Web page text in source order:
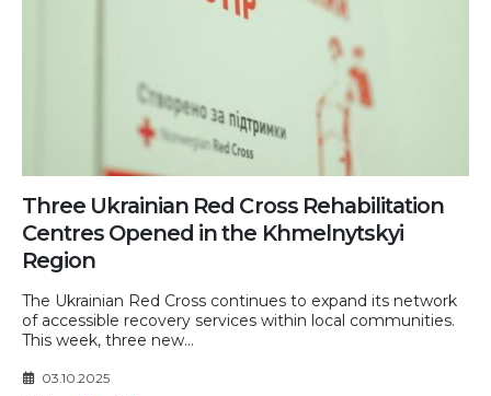
Three Ukrainian Red Cross Rehabilitation
Centres Opened in the Khmelnytskyi
Region
The Ukrainian Red Cross continues to expand its network
of accessible recovery services within local communities.
This week, three new...
03.10.2025